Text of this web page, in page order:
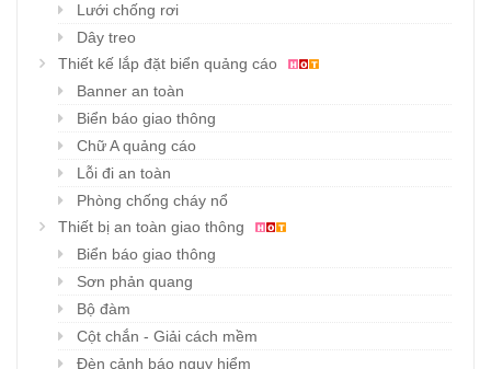
Lưới chống rơi
Dây treo
Thiết kế lắp đặt biển quảng cáo
Banner an toàn
Biển báo giao thông
Chữ A quảng cáo
Lỗi đi an toàn
Phòng chống cháy nổ
Thiết bị an toàn giao thông
Biển báo giao thông
Sơn phản quang
Bộ đàm
Cột chắn - Giải cách mềm
Đèn cảnh báo nguy hiểm